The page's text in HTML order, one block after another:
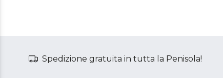
Spedizione gratuita in tutta la Penisola!